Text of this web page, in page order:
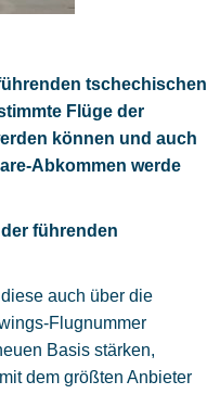
tschechischen
Flüge der
können und auch
Abkommen werde
führenden
auch über die
Flugnummer
Basis stärken,
dem größten Anbieter